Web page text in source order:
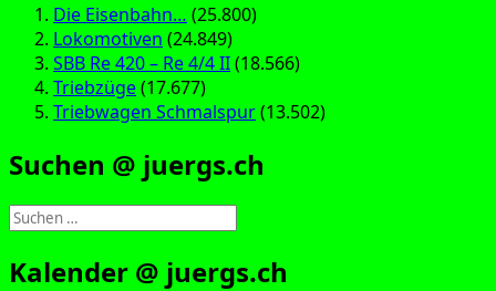
Die Eisenbahn… (25.800)
Lokomotiven (24.849)
SBB Re 420 – Re 4/4 II(18.566)
Triebzüge(17.677)
Triebwagen Schmalspur(13.502)
Suchen @ juergs.ch
Suchen
nach:
Kalender @ juergs.ch